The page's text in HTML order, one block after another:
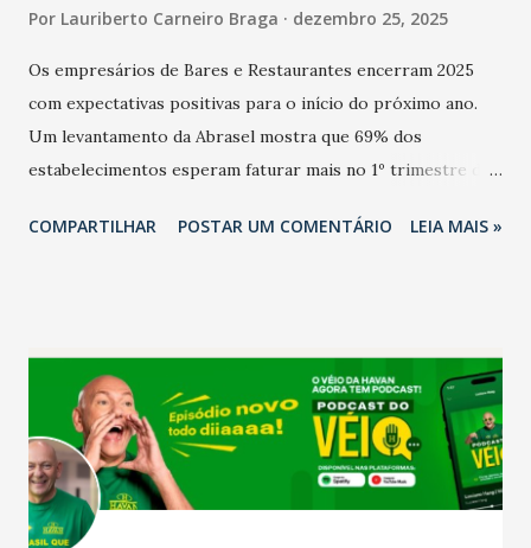
Por Lauriberto Carneiro Braga dezembro 25, 2025
Os empresários de Bares e Restaurantes encerram 2025
com expectativas positivas para o início do próximo ano.
Um levantamento da Abrasel mostra que 69% dos
estabelecimentos esperam faturar mais no 1º trimestre de
relação ao último trimestre deste ano, 56% também
confraternizações de fim de ano e pelo pagamento do 13º
Salário para um número maior de trabalhadores, já que o
país tem a menor taxa de desemprego dos anos recentes.
Ainda segundo a Pesquisa, em novembro de 2025, 40% dos
bares e restaurantes operaram com lucro e outros 40%
registraram equilíbrio financeiro. Já o percentual de
COMPARTILHAR POSTAR UM COMENTÁRIO LEIA MAIS »